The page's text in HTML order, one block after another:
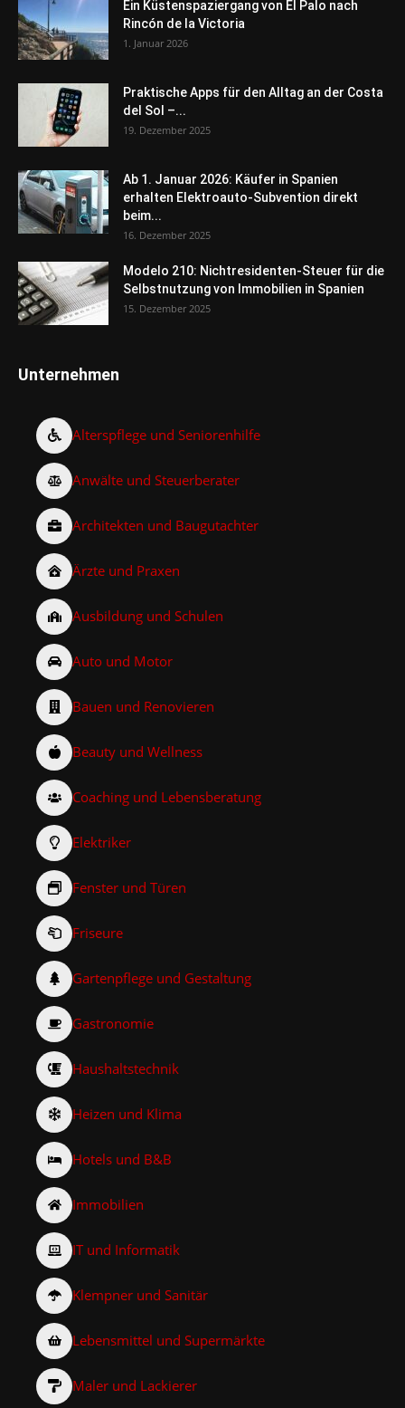
Ein Küstenspaziergang von El Palo nach
Rincón de la Victoria
1. Januar 2026
Praktische Apps für den Alltag an der Costa
del Sol –...
19. Dezember 2025
Ab 1. Januar 2026: Käufer in Spanien
erhalten Elektroauto-Subvention direkt
beim...
16. Dezember 2025
Modelo 210: Nichtresidenten-Steuer für die
Selbstnutzung von Immobilien in Spanien
15. Dezember 2025
Unternehmen
Alterspflege und Seniorenhilfe
Anwälte und Steuerberater
Architekten und Baugutachter
Ärzte und Praxen
Ausbildung und Schulen
Auto und Motor
Bauen und Renovieren
Beauty und Wellness
Coaching und Lebensberatung
Elektriker
Fenster und Türen
Friseure
Gartenpflege und Gestaltung
Gastronomie
Haushaltstechnik
Heizen und Klima
Hotels und B&B
Immobilien
IT und Informatik
Klempner und Sanitär
Lebensmittel und Supermärkte
Maler und Lackierer